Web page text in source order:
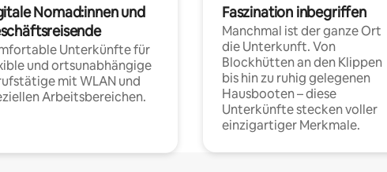
Nomad:innen und
Unterkünfte für
und ortsunabhängige
mit WLAN und
Arbeitsbereichen.
Faszination inbegriffen
Manchmal ist der ganze Ort
die Unterkunft. Von
Blockhütten an den Klippen
bis hin zu ruhig gelegenen
Hausbooten – diese
Unterkünfte stecken voller
einzigartiger Merkmale.